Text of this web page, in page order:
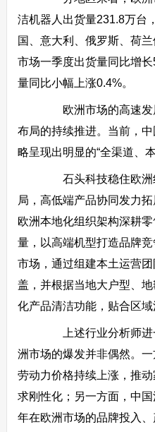
洁机器人出货量231.8万台
国、意大利、俄罗斯、荷
市场一季度出货量同比增
量同比小幅上涨0.4%。
欧洲市场的高速发
布局的持续推进。当前，
略呈现出明显的“全渠道、
石头科技稳住欧洲
局，高低端产品协同发力
欧洲本地化组织架构深耕
量，以高端机型打造品牌
市场，通过组建本土运营
盖，并根据当地大户型、
化产品清洁功能，贴合区域
上述行业分析师进
洲市场的爆发并非偶然。
劳动力价格持续上涨，推
求刚性化；另一方面，中
年在欧洲市场的品牌投入